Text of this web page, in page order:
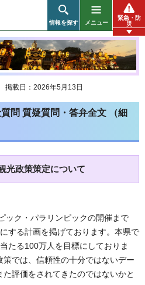
情報を探す メニュー
緊急・防
災
掲載日：2026年5月13日
問 質疑質問・答弁全文 （細
光政策策定について
ック・パラリンピックの開催まで
する計画を掲げております。本県で
たる100万人を目標にしておりま
では、信頼性の十分ではないデー
評価をされてきたのではないかと